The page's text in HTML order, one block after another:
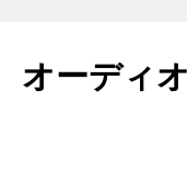
テ
ン
オーディ